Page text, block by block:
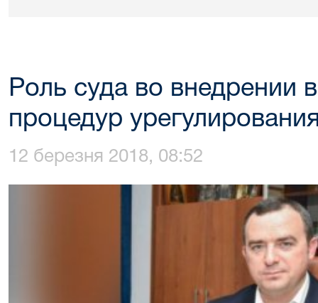
Роль суда во внедрении
процедур
12 березня 2018, 08:52